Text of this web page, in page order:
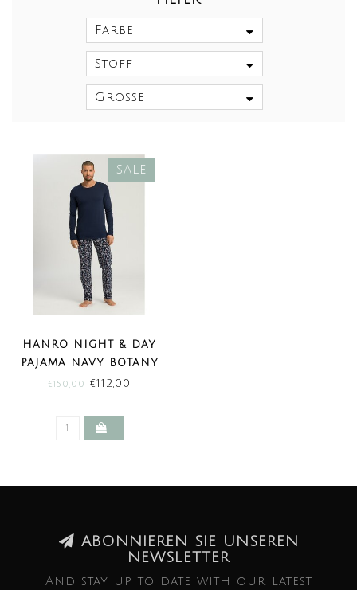
Farbe
Stoff
Größe
SALE
HANRO NIGHT & DAY
PAJAMA NAVY BOTANY
PRINT (SALE)
€150,00 €112,00
ABONNIEREN SIE UNSEREN
NEWSLETTER
And stay up to date with our latest